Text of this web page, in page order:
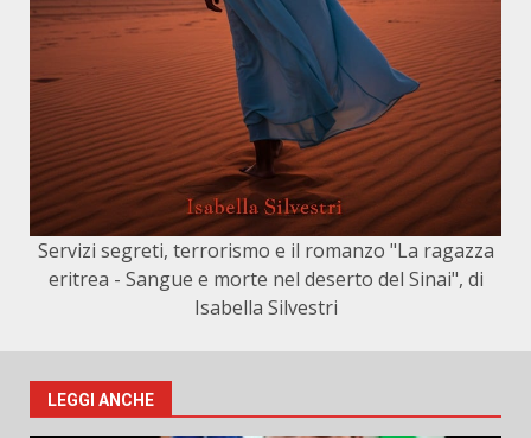
Servizi segreti, terrorismo e il romanzo "La ragazza
eritrea - Sangue e morte nel deserto del Sinai", di
Isabella Silvestri
LEGGI ANCHE